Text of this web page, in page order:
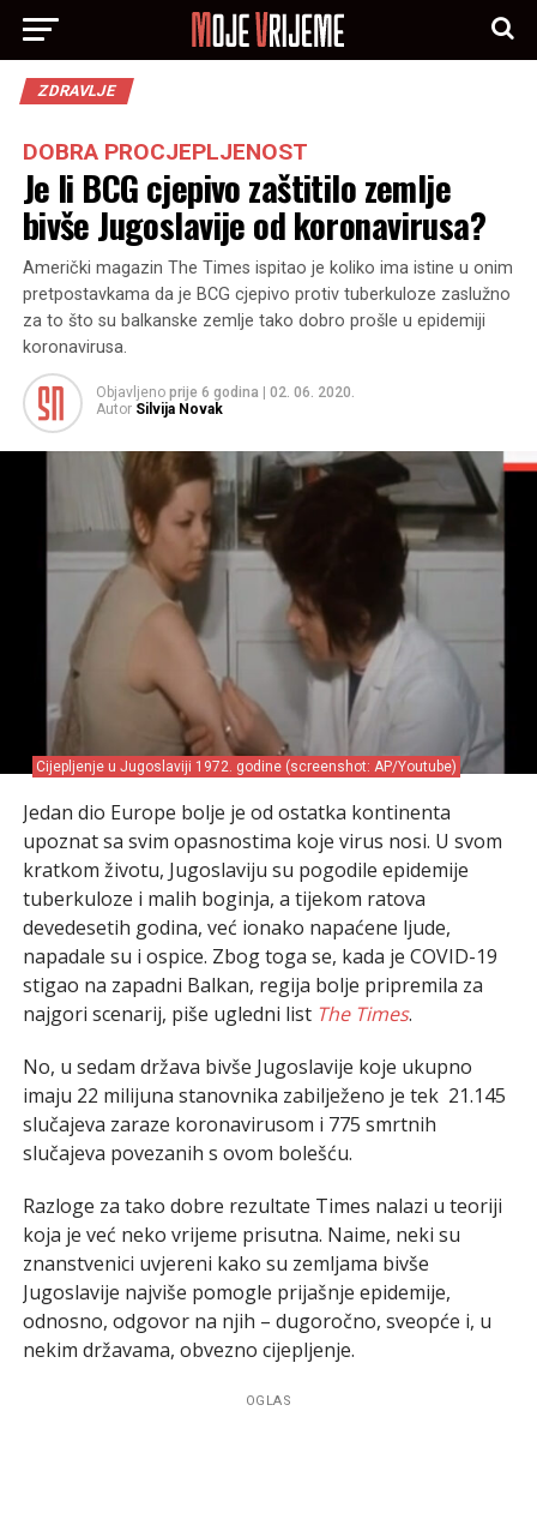
ZDRAVLJE
DOBRA PROCJEPLJENOST
Je li BCG cjepivo zaštitilo zemlje
bivše Jugoslavije od koronavirusa?
Američki magazin The Times ispitao je koliko ima istine u onim
pretpostavkama da je BCG cjepivo protiv tuberkuloze zaslužno
za to što su balkanske zemlje tako dobro prošle u epidemiji
koronavirusa.
Objavljeno prije 6 godina
02. 06. 2020.
Autor Silvija Novak
Cijepljenje u Jugoslaviji 1972. godine (screenshot: AP/Youtube)
Jedan dio Europe bolje je od ostatka kontinenta
upoznat sa svim opasnostima koje virus nosi. U svom
kratkom životu, Jugoslaviju su pogodile epidemije
tuberkuloze i malih boginja, a tijekom ratova
devedesetih godina, već ionako napaćene ljude,
napadale su i ospice. Zbog toga se, kada je COVID-19
stigao na zapadni Balkan, regija bolje pripremila za
najgori scenarij, piše ugledni list The Times.
No, u sedam država bivše Jugoslavije koje ukupno
imaju 22 milijuna stanovnika zabilježeno je tek 21.145
slučajeva zaraze koronavirusom i 775 smrtnih
slučajeva povezanih s ovom bolešću.
Razloge za tako dobre rezultate Times nalazi u teoriji
koja je već neko vrijeme prisutna. Naime, neki su
znanstvenici uvjereni kako su zemljama bivše
Jugoslavije najviše pomogle prijašnje epidemije,
odnosno, odgovor na njih – dugoročno, sveopće i, u
nekim državama, obvezno cijepljenje.
OGLAS